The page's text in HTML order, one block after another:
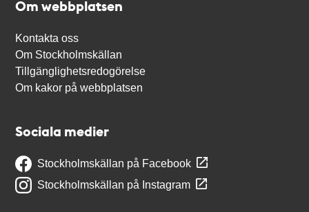
Om webbplatsen
Kontakta oss
Om Stockholmskällan
Tillgänglighetsredogörelse
Om kakor på webbplatsen
Sociala medier
Stockholmskällan på Facebook
Stockholmskällan på Instagram